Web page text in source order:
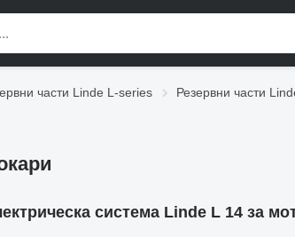
части Linde L-series Резервни части
система Linde L 14 за